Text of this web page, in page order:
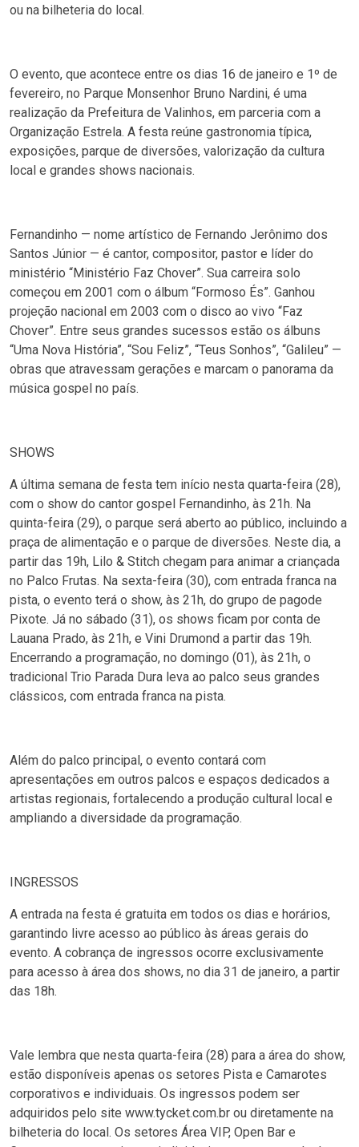
ou na bilheteria do local.
O evento, que acontece entre os dias 16 de janeiro e 1º de
fevereiro, no Parque Monsenhor Bruno Nardini, é uma
realização da Prefeitura de Valinhos, em parceria com a
Organização Estrela. A festa reúne gastronomia típica,
exposições, parque de diversões, valorização da cultura
local e grandes shows nacionais.
Fernandinho — nome artístico de Fernando Jerônimo dos
Santos Júnior — é cantor, compositor, pastor e líder do
ministério “Ministério Faz Chover”. Sua carreira solo
começou em 2001 com o álbum “Formoso És”. Ganhou
projeção nacional em 2003 com o disco ao vivo “Faz
Chover”. Entre seus grandes sucessos estão os álbuns
“Uma Nova História”, “Sou Feliz”, “Teus Sonhos”, “Galileu” —
obras que atravessam gerações e marcam o panorama da
música gospel no país.
SHOWS
A última semana de festa tem início nesta quarta-feira (28),
com o show do cantor gospel Fernandinho, às 21h. Na
quinta-feira (29), o parque será aberto ao público, incluindo a
praça de alimentação e o parque de diversões. Neste dia, a
partir das 19h, Lilo & Stitch chegam para animar a criançada
no Palco Frutas. Na sexta-feira (30), com entrada franca na
pista, o evento terá o show, às 21h, do grupo de pagode
Pixote. Já no sábado (31), os shows ficam por conta de
Lauana Prado, às 21h, e Vini Drumond a partir das 19h.
Encerrando a programação, no domingo (01), às 21h, o
tradicional Trio Parada Dura leva ao palco seus grandes
clássicos, com entrada franca na pista.
Além do palco principal, o evento contará com
apresentações em outros palcos e espaços dedicados a
artistas regionais, fortalecendo a produção cultural local e
ampliando a diversidade da programação.
INGRESSOS
A entrada na festa é gratuita em todos os dias e horários,
garantindo livre acesso ao público às áreas gerais do
evento. A cobrança de ingressos ocorre exclusivamente
para acesso à área dos shows, no dia 31 de janeiro, a partir
das 18h.
Vale lembra que nesta quarta-feira (28) para a área do show,
estão disponíveis apenas os setores Pista e Camarotes
corporativos e individuais. Os ingressos podem ser
adquiridos pelo site www.tycket.com.br ou diretamente na
bilheteria do local. Os setores Área VIP, Open Bar e